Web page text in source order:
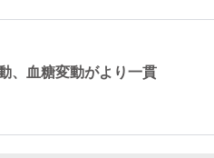
、血糖変動がより一貫